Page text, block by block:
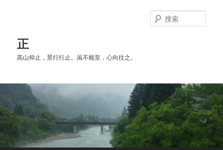
正
高山仰止，景行行止。虽不能至，心向往之。
索